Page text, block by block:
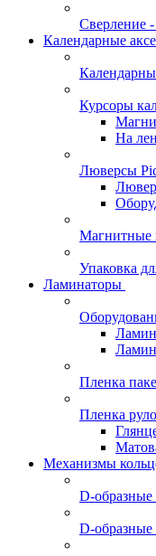
Сверление -
Календарные
Курсоры
На
Люверсы
Магнитные
Упаковка
Ламинаторы
Пленка
Пленка
Механизмы
D-
D-